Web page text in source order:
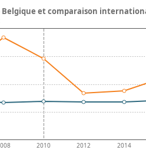
2010 2012 2014
Belgique et comparaison